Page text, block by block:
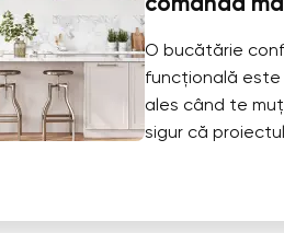
comandă
O bucătărie
funcțională este
ales când te
sigur că